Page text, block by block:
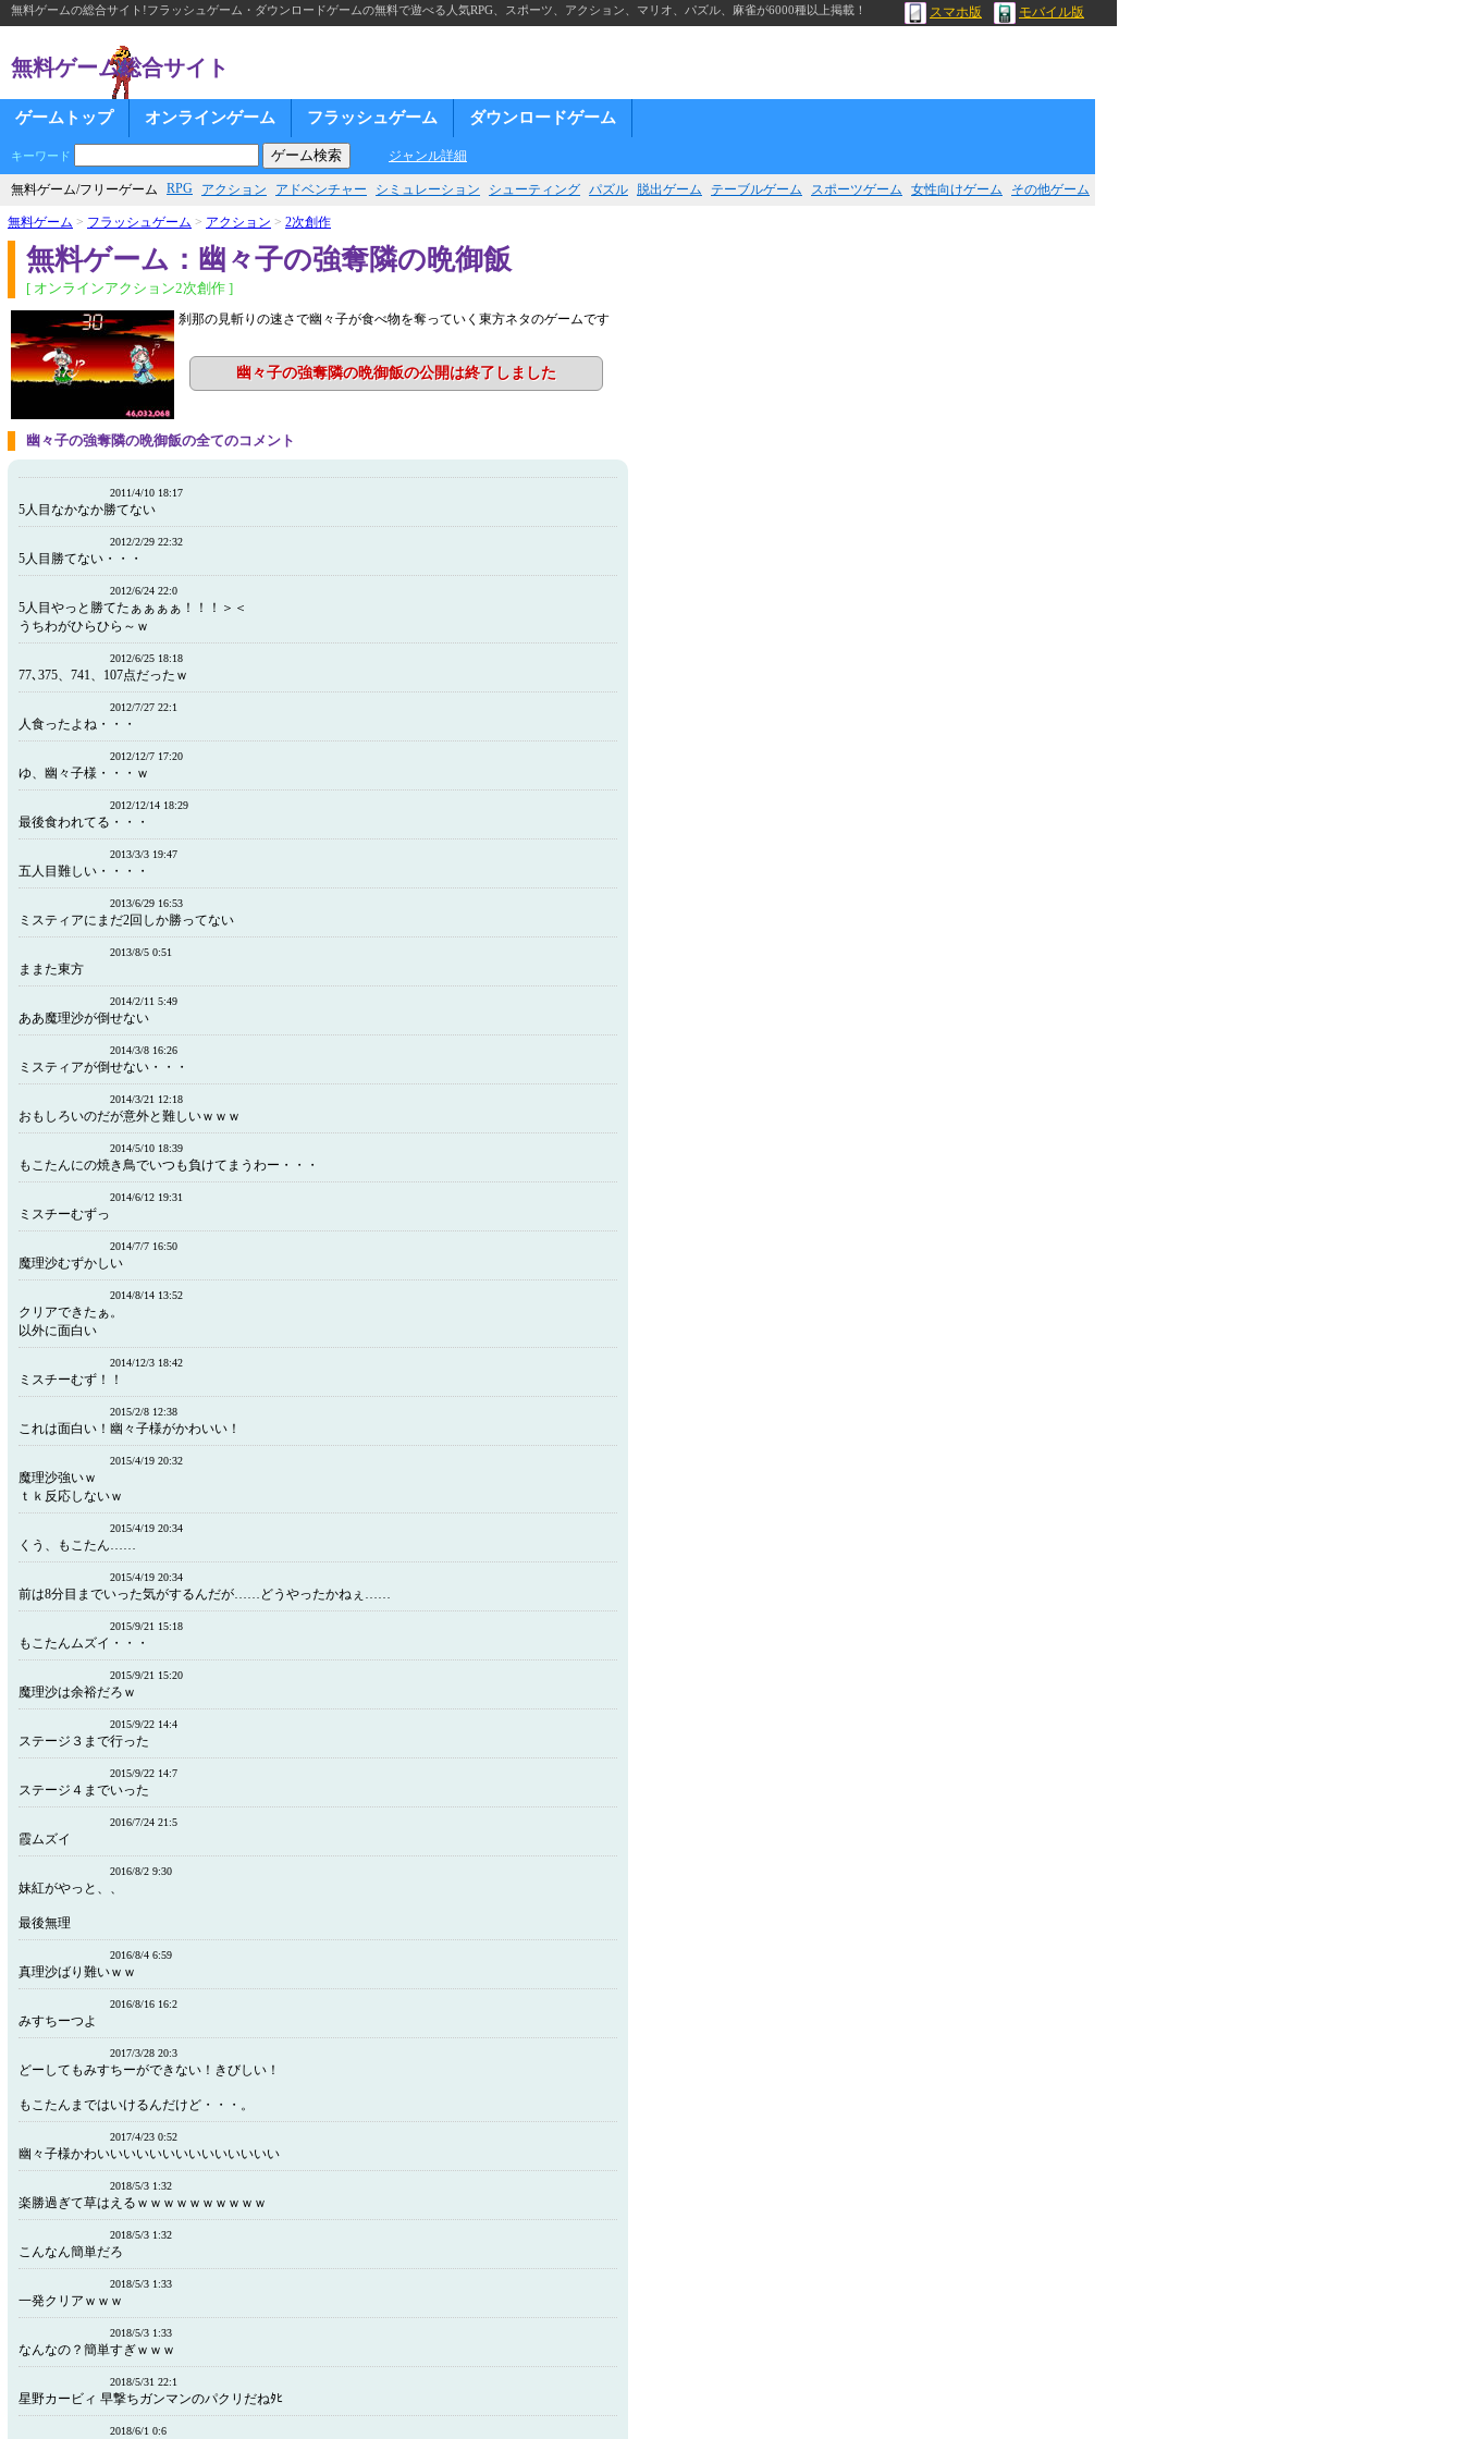
無料ゲームの総合サイト!フラッシュゲーム・ダウンロードゲームの無料で遊べる人気RPG、スポーツ、アクション、マリオ、パズル、麻雀が6000種以上掲載！ スマホ版 モバイル版
無料ゲーム総合サイト
ゲームトップ オンラインゲーム フラッシュゲーム ダウンロードゲーム
キーワード ジャンル詳細
無料ゲーム/フリーゲーム RPG アクション アドベンチャー シミュレーション シューティング パズル 脱出ゲーム テーブルゲーム スポーツゲーム 女性向けゲーム その他ゲーム
無料ゲーム > フラッシュゲーム > アクション > 2次創作
無料ゲーム：幽々子の強奪隣の晩御飯
[ オンラインアクション2次創作 ]
刹那の見斬りの速さで幽々子が食べ物を奪っていく東方ネタのゲームです
幽々子の強奪隣の晩御飯の公開は終了しました
幽々子の強奪隣の晩御飯の全てのコメント
2011/4/10 18:17
5人目なかなか勝てない
2012/2/29 22:32
5人目勝てない・・・
2012/6/24 22:0
5人目やっと勝てたぁぁぁぁ！！！＞＜
うちわがひらひら～ｗ
2012/6/25 18:18
77､375、741、107点だったｗ
2012/7/27 22:1
人食ったよね・・・
2012/12/7 17:20
ゆ、幽々子様・・・ｗ
2012/12/14 18:29
最後食われてる・・・
2013/3/3 19:47
五人目難しい・・・・
2013/6/29 16:53
ミスティアにまだ2回しか勝ってない
2013/8/5 0:51
ままた東方
2014/2/11 5:49
ああ魔理沙が倒せない
2014/3/8 16:26
ミスティアが倒せない・・・
2014/3/21 12:18
おもしろいのだが意外と難しいｗｗｗ
2014/5/10 18:39
もこたんにの焼き鳥でいつも負けてまうわー・・・
2014/6/12 19:31
ミスチーむずっ
2014/7/7 16:50
魔理沙むずかしい
2014/8/14 13:52
クリアできたぁ。
以外に面白い
2014/12/3 18:42
ミスチーむず！！
2015/2/8 12:38
これは面白い！幽々子様がかわいい！
2015/4/19 20:32
魔理沙強いｗ
ｔｋ反応しないｗ
2015/4/19 20:34
くう、もこたん……
2015/4/19 20:34
前は8分目までいった気がするんだが……どうやったかねぇ……
2015/9/21 15:18
もこたんムズイ・・・
2015/9/21 15:20
魔理沙は余裕だろｗ
2015/9/22 14:4
ステージ３まで行った
2015/9/22 14:7
ステージ４までいった
2016/7/24 21:5
霞ムズイ
2016/8/2 9:30
妹紅がやっと、、
最後無理
2016/8/4 6:59
真理沙ばり難いｗｗ
2016/8/16 16:2
みすちーつよ
2017/3/28 20:3
どーしてもみすちーができない！きびしい！
もこたんまではいけるんだけど・・・。
2017/4/23 0:52
幽々子様かわいいいいいいいいいいいいいい
2018/5/3 1:32
楽勝過ぎて草はえるｗｗｗｗｗｗｗｗｗｗ
2018/5/3 1:32
こんなん簡単だろ
2018/5/3 1:33
一発クリアｗｗｗ
2018/5/3 1:33
なんなの？簡単すぎｗｗｗ
2018/5/31 22:1
星野カービィ 早撃ちガンマンのパクリだねﾀﾋ
2018/6/1 0:6